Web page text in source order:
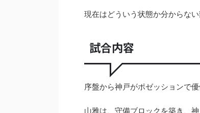
現在はどういう状態か分からな
試合内容
序盤から神戸がポゼッションで
山雅は、守備ブロックを築き、